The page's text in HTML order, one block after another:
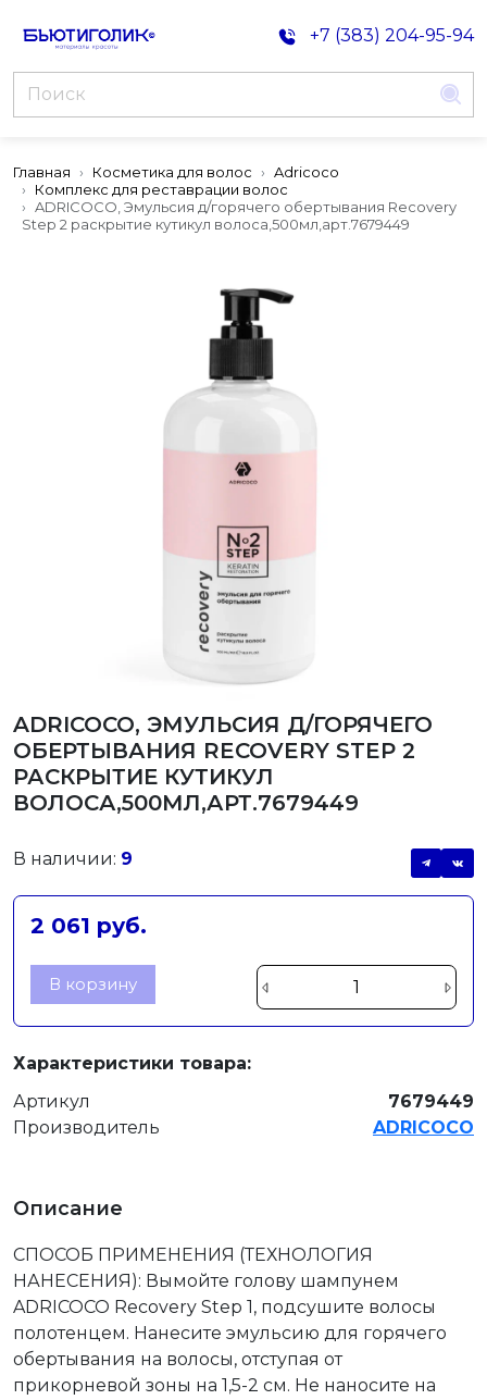
+7 (383) 204-95-94
Главная Косметика для волос
Adricoco
Комплекс для реставрации волос
ADRICOCO, Эмульсия д/горячего обертывания Recovery
Step 2 раскрытие кутикул волоса,500мл,арт.7679449
ADRICOCO, ЭМУЛЬСИЯ Д/ГОРЯЧЕГО
ОБЕРТЫВАНИЯ RECOVERY STEP 2
РАСКРЫТИЕ КУТИКУЛ
ВОЛОСА,500МЛ,АРТ.7679449
В наличии: 9
2 061 руб.
В корзину
Характеристики товара:
Артикул
7679449
Производитель
ADRICOCO
Описание
СПОСОБ ПРИМЕНЕНИЯ (ТЕХНОЛОГИЯ
НАНЕСЕНИЯ): Вымойте голову шампунем
ADRICOCO Recovery Step 1, подсушите волосы
полотенцем. Нанесите эмульсию для горячего
обертывания на волосы, отступая от
прикорневой зоны на 1,5-2 см. Не наносите на